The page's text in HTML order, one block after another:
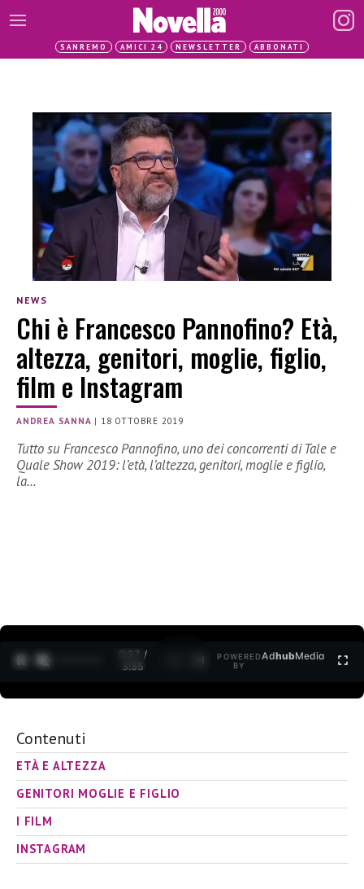
SANREMO AMICI 24 NEWSLETTER ABBONATI
NEWS
Chi è Francesco Pannofino? Età,
altezza, genitori, moglie, figlio,
film e Instagram
ANDREA SANNA | 18 OTTOBRE 2019
Tutto su Francesco Pannofino, uno dei concorrenti di Tale e
Quale Show 2019: l’età, l’altezza, genitori, moglie e figlio,
la…
0:28 /
3:35
POWERED
BY
AdhubMedia
Contenuti
ETÀ E ALTEZZA
GENITORI MOGLIE E FIGLIO
I FILM
INSTAGRAM